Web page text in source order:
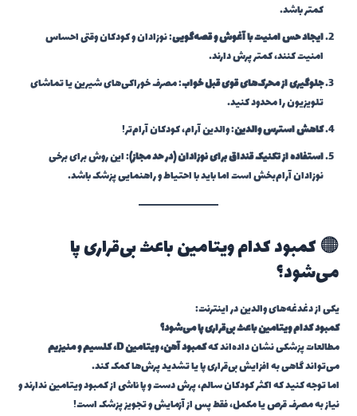
کمتر باشد.
ایجاد حس امنیت با آغوش و قصه‌گویی: نوزادان و کودکان وقتی احساس
امنیت کنند، کمتر پرش دارند.
جلوگیری از محرک‌های قوی قبل خواب: مصرف خوراکی‌های شیرین یا تماشای
تلویزیون را محدود کنید.
کاهش استرس والدین: والدین آرام، کودکان آرام‌تر!
استفاده از تکنیک قنداق برای نوزادان (در حد مجاز): این روش برای برخی
نوزادان آرام‌بخش است اما باید با احتیاط و راهنمایی پزشک باشد.
🟠 کمبود کدام ویتامین باعث بی‌قراری پا
می‌شود؟
یکی از دغدغه‌های والدین در اینترنت:
کمبود کدام ویتامین باعث بی‌قراری پا می‌شود؟
مطالعات پزشکی نشان داده‌اند کهکمبود آهن، ویتامین D، کلسیم و منیزیم
می‌تواند گاهی به افزایش بی‌قراری پا یا تشدید پرش‌ها کمک کند.
اما توجه کنید که اکثر کودکان سالم، پرش دست و پا ناشی از کمبود ویتامین ندارند و
نیاز به مصرف قرص یا مکمل، فقط پس از آزمایش و تجویز پزشک است!